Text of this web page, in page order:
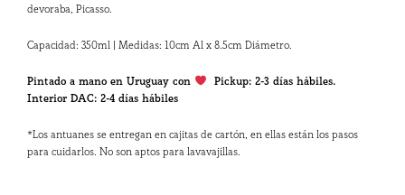
devoraba, Picasso.
Capacidad: 350ml | Medidas: 10cm Al x 8.5cm Diámetro.
Pintado a mano en Uruguay con
Pickup: 2-3 días hábiles.
Interior DAC: 2-4 días hábiles
*Los antuanes se entregan en cajitas de cartón, en ellas están los pasos
para cuidarlos. No son aptos para lavavajillas.